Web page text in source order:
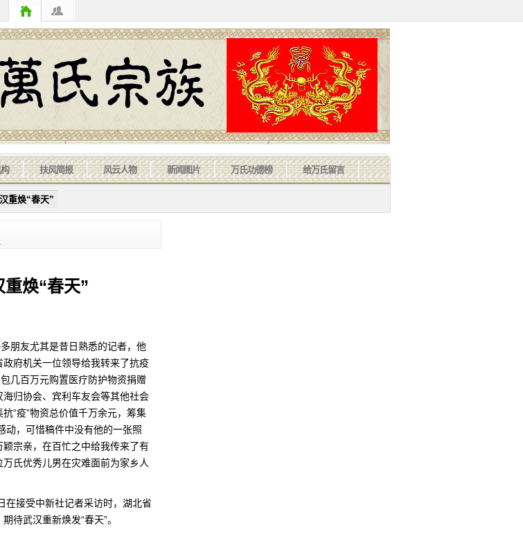
扶风简报 风云人物 新闻图片 万氏功德榜 给万氏留言
重焕“春天”
焕“春天”
朋友尤其是昔日熟悉的记者，他
府机关一位领导给我转来了抗疫
几百万元购置医疗防护物资捐赠
归协会、宾利车友会等其他社会
“疫”物资总价值千万余元，筹集
动，可惜稿件中没有他的一张照
宗亲，在百忙之中给我传来了有
氏优秀儿男在灾难面前为家乡人
接受中新社记者采访时，湖北省
待武汉重新焕发“春天”。